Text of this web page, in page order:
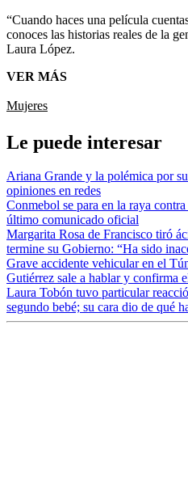
“Cuando haces una película
conoces las historias reales de la
Laura López.
VER MÁS
Mujeres
Le puede interesar
Ariana Grande y la polémica por
opiniones en redes
Conmebol se para en la raya
último comunicado oficial
Margarita Rosa de Francisco tiró
termine su Gobierno: “Ha sido
Grave accidente vehicular en el
Gutiérrez sale a hablar y confirma
Laura Tobón tuvo particular
segundo bebé; su cara dio de qué